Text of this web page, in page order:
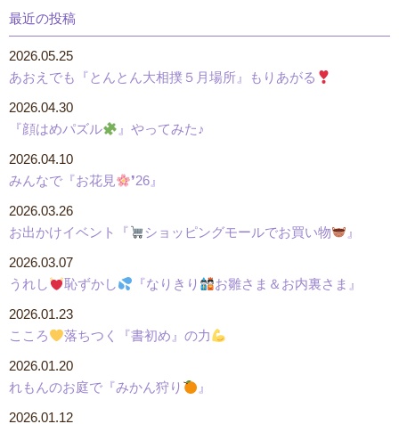
最近の投稿
あおえでも『とんとん大相撲５月場所』もりあがる
2026.05.25
『顔はめパズル 』やってみた♪
2026.04.30
みんなで『お花見 ❜26』
2026.04.10
お出かけイベント『 ショッピングモールでお買い物 』
2026.03.26
うれし 恥ずかし 『なりきり お雛さま＆お内裏さま』
2026.03.07
こころ 落ちつく『書初め』の力
2026.01.23
れもんのお庭で『みかん狩り 』
2026.01.20
2026.01.12